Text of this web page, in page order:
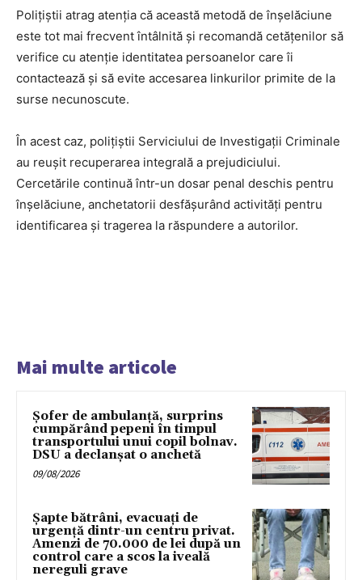
Polițiștii atrag atenția că această metodă de înșelăciune
este tot mai frecvent întâlnită și recomandă cetățenilor să
verifice cu atenție identitatea persoanelor care îi
contactează și să evite accesarea linkurilor primite de la
surse necunoscute.
În acest caz, polițiștii Serviciului de Investigații Criminale
au reușit recuperarea integrală a prejudiciului.
Cercetările continuă într-un dosar penal deschis pentru
înșelăciune, anchetatorii desfășurând activități pentru
identificarea și tragerea la răspundere a autorilor.
Mai multe articole
Șofer de ambulanță, surprins
cumpărând pepeni în timpul
transportului unui copil bolnav.
DSU a declanșat o anchetă
09/08/2026
Șapte bătrâni, evacuați de
urgență dintr-un centru privat.
Amenzi de 70.000 de lei după un
control care a scos la iveală
nereguli grave